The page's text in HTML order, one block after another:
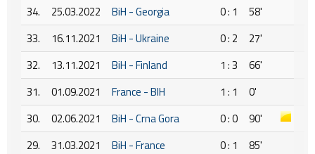
34.
25.03.2022 BiH - Georgia 0 : 1
58'
33.
16.11.2021 BiH - Ukraine 0 : 2
27'
32.
13.11.2021 BiH - Finland 1 : 3
66'
31.
01.09.2021 France - BIH 1 : 1
0'
30.
02.06.2021 BiH - Crna Gora 0 : 0
90'
29.
31.03.2021 BiH - France 0 : 1
85'